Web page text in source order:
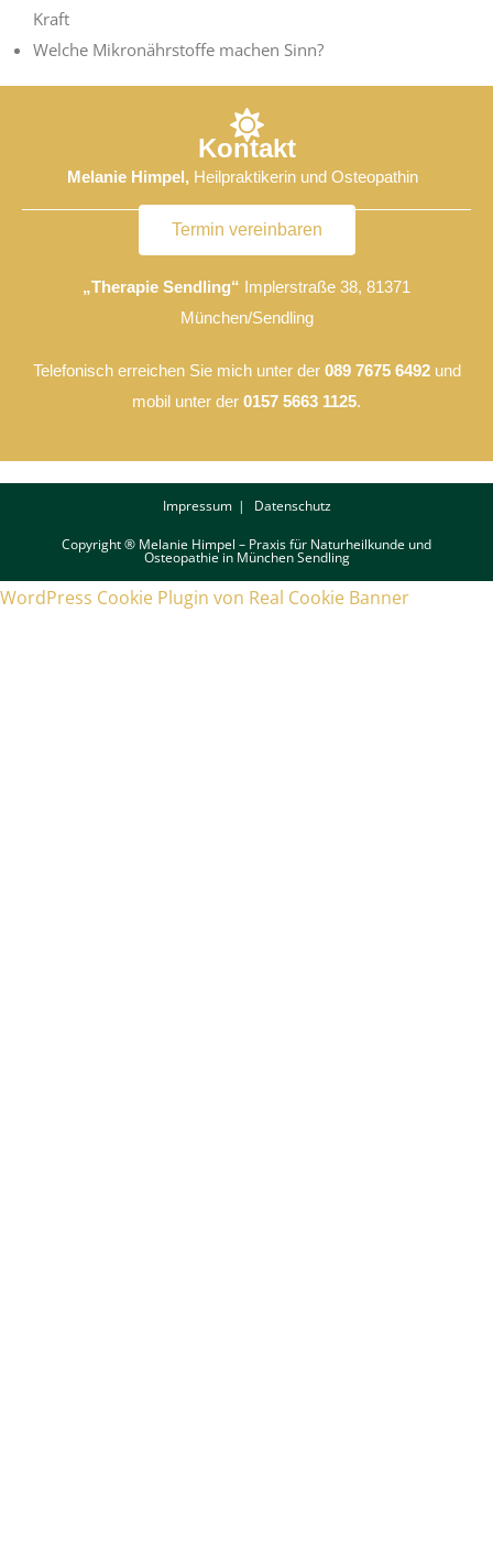
Kraft
Welche Mikronährstoffe machen Sinn?
Kontakt
Melanie Himpel, Heilpraktikerin und Osteopathin
Termin vereinbaren
„Therapie Sendling“ Implerstraße 38, 81371
München/Sendling
Telefonisch erreichen Sie mich unter der 089 7675 6492und
mobil unter der 0157 5663 1125.
Impressum Datenschutz
Copyright ® Melanie Himpel – Praxis für Naturheilkunde und
Osteopathie in München Sendling
WordPress Cookie Plugin von Real Cookie Banner